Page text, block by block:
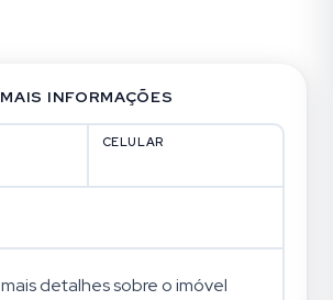
MAIS INFORMAÇÕES
CELULAR